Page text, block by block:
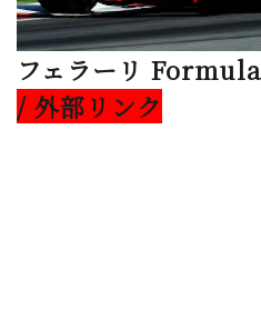
フェラーリ
/ 外部リンク